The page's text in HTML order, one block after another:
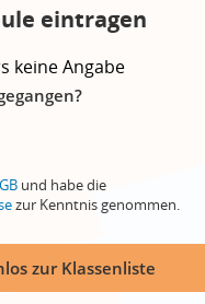
eintragen
keine Angabe
und habe die
zur Kenntnis genommen.
zur Klassenliste